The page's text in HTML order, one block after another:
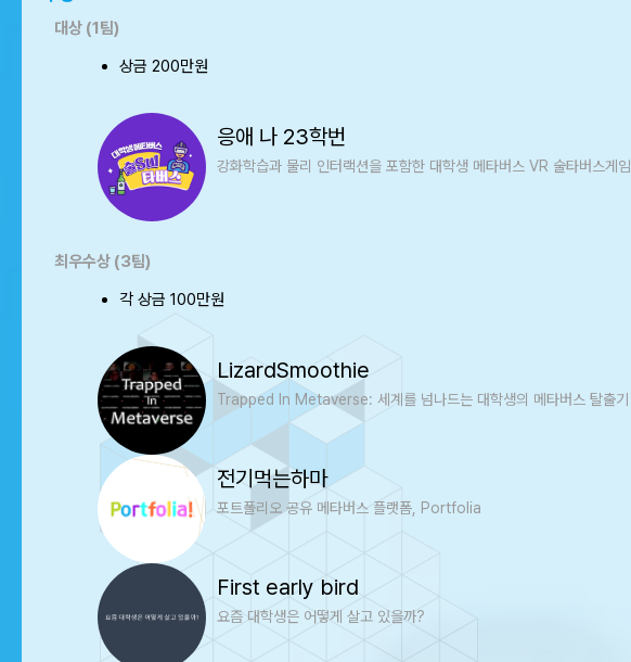
대상 (1팀)
상금 200만원
응애 나 23학번
강화학습과 물리 인터랙션을 포함한 대학생 메타버스 VR 술타버스게임
최우수상 (3팀)
각 상금 100만원
LizardSmoothie
Trapped In Metaverse: 세계를 넘나드는 대학생의 메타버스 탈출기
전기먹는하마
포트폴리오 공유 메타버스 플랫폼, Portfolia
First early bird
요즘 대학생은 어떻게 살고 있을까?